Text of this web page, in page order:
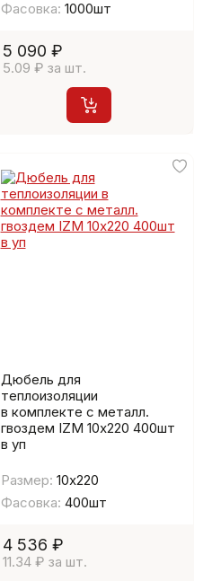
Фасовка: 1000шт
5 090 ₽
5.09 ₽ за шт.
Дюбель для
теплоизоляции
в комплекте с металл.
гвоздем IZМ 10х220 400шт
в уп
Размер: 10х220
Фасовка: 400шт
4 536 ₽
11.34 ₽ за шт.